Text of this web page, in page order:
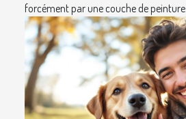
forcément par une couche de peinture...